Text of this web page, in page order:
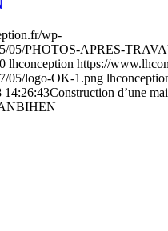
wp-
05/PHOTOS-APRES-
lhconception https://
05/logo-OK-1.png
14:26:43Construction d’une